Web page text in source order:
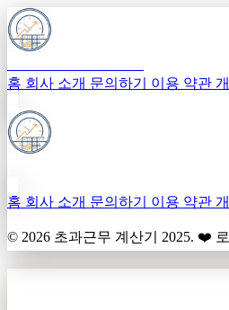
홈 회사 소개 문의하기 이용 약관
홈 회사 소개 문의하기 이용 약관
© 2026 초과근무 계산기 2025. ❤️